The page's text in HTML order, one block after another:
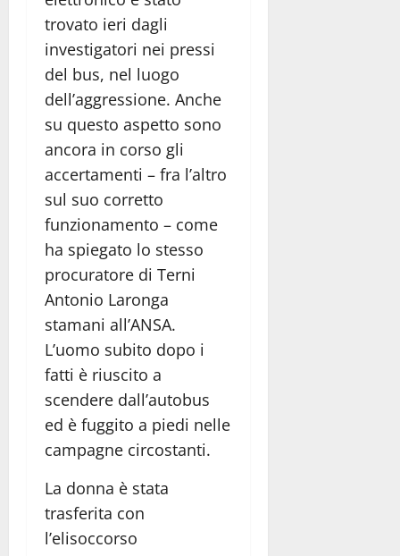
trovato ieri dagli
investigatori nei pressi
del bus, nel luogo
dell’aggressione. Anche
su questo aspetto sono
ancora in corso gli
accertamenti – fra l’altro
sul suo corretto
funzionamento – come
ha spiegato lo stesso
procuratore di Terni
Antonio Laronga
stamani all’ANSA.
L’uomo subito dopo i
fatti è riuscito a
scendere dall’autobus
ed è fuggito a piedi nelle
campagne circostanti.
La donna è stata
trasferita con
l’elisoccorso